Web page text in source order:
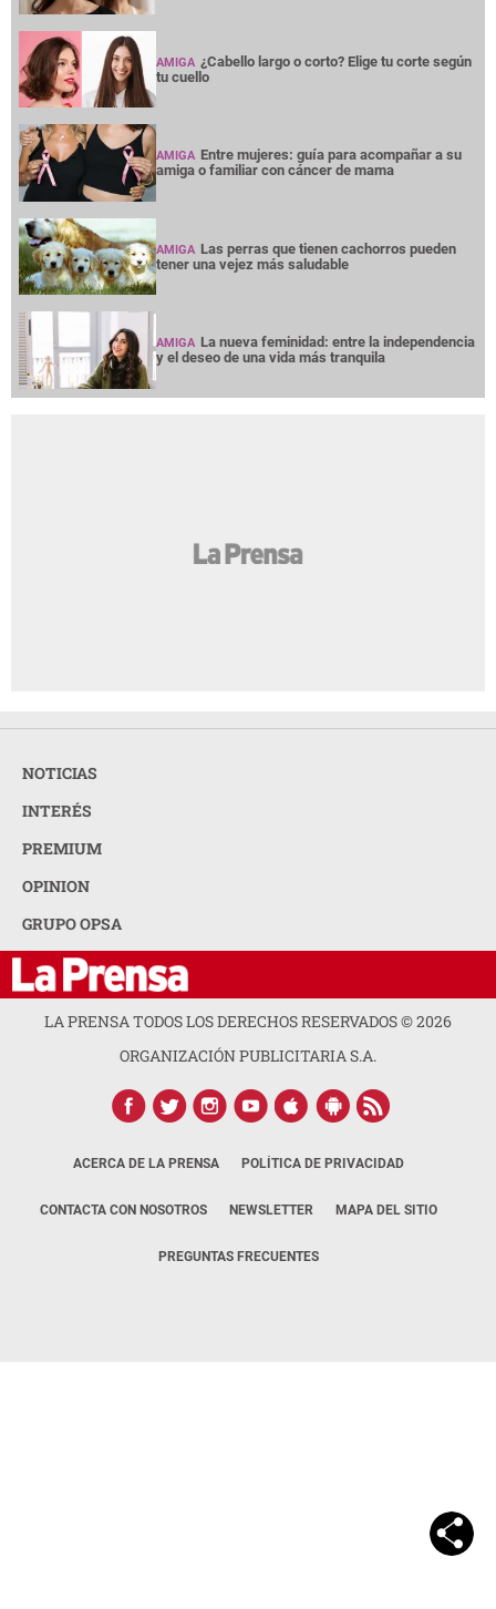
AMIGA ¿Cabello largo o corto? Elige tu corte según
tu cuello
AMIGA Entre mujeres: guía para acompañar a su
amiga o familiar con cáncer de mama
AMIGA Las perras que tienen cachorros pueden
tener una vejez más saludable
AMIGA La nueva feminidad: entre la independencia
y el deseo de una vida más tranquila
NOTICIAS
INTERÉS
PREMIUM
OPINION
GRUPO OPSA
LA PRENSA TODOS LOS DERECHOS RESERVADOS ©2026
ORGANIZACIÓN PUBLICITARIA S.A.
ACERCA DE LA PRENSA POLÍTICA DE PRIVACIDAD
CONTACTA CON NOSOTROS NEWSLETTER MAPA DEL SITIO
PREGUNTAS FRECUENTES